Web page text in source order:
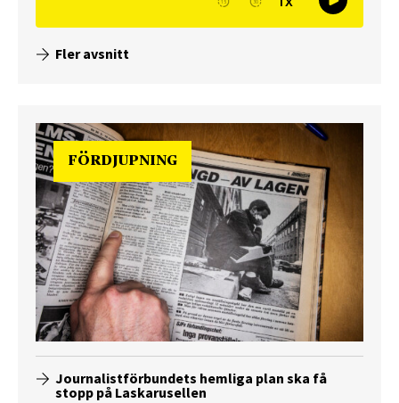
Fler avsnitt
FÖRDJUPNING
Journalistförbundets hemliga plan ska få
stopp på Laskarusellen